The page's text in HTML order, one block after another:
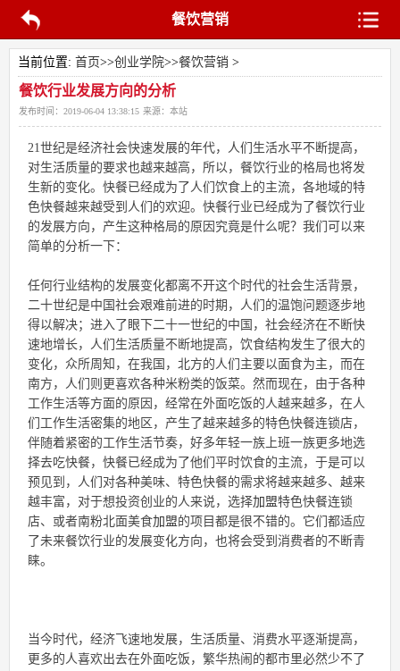
餐饮营销
当前位置: 首页>>创业学院>>餐饮营销 >
餐饮行业发展方向的分析
发布时间： 2019-06-04 13:38:15 来源： 本站
21世纪是经济社会快速发展的年代，人们生活水平不断提高，
对生活质量的要求也越来越高，所以，餐饮行业的格局也将发
生新的变化。快餐已经成为了人们饮食上的主流，各地域的特
色快餐越来越受到人们的欢迎。快餐行业已经成为了餐饮行业
的发展方向，产生这种格局的原因究竟是什么呢？我们可以来
简单的分析一下：
任何行业结构的发展变化都离不开这个时代的社会生活背景，
二十世纪是中国社会艰难前进的时期，人们的温饱问题逐步地
得以解决；进入了眼下二十一世纪的中国，社会经济在不断快
速地增长，人们生活质量不断地提高，饮食结构发生了很大的
变化，众所周知，在我国，北方的人们主要以面食为主，而在
南方，人们则更喜欢各种米粉类的饭菜。然而现在，由于各种
工作生活等方面的原因，经常在外面吃饭的人越来越多，在人
们工作生活密集的地区，产生了越来越多的特色快餐连锁店，
伴随着紧密的工作生活节奏，好多年轻一族上班一族更多地选
择去吃快餐，快餐已经成为了他们平时饮食的主流，于是可以
预见到，人们对各种美味、特色快餐的需求将越来越多、越来
越丰富，对于想投资创业的人来说，选择加盟特色快餐连锁
店、或者南粉北面美食加盟的项目都是很不错的。它们都适应
了未来餐饮行业的发展变化方向，也将会受到消费者的不断青
睐。
当今时代，经济飞速地发展，生活质量、消费水平逐渐提高，
更多的人喜欢出去在外面吃饭，繁华热闹的都市里必然少不了